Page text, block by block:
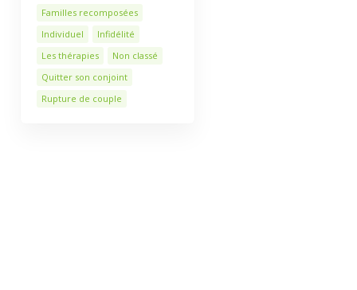
Familles recomposées
Individuel
Infidélité
Les thérapies
Non classé
Quitter son conjoint
Rupture de couple